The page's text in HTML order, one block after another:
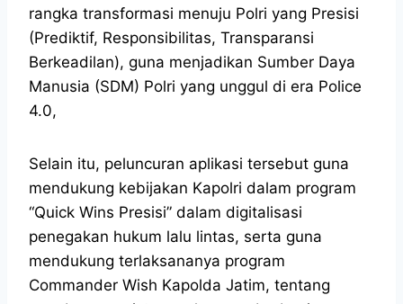
rangka transformasi menuju Polri yang Presisi
(Prediktif, Responsibilitas, Transparansi
Berkeadilan), guna menjadikan Sumber Daya
Manusia (SDM) Polri yang unggul di era Police
4.0,
Selain itu, peluncuran aplikasi tersebut guna
mendukung kebijakan Kapolri dalam program
“Quick Wins Presisi” dalam digitalisasi
penegakan hukum lalu lintas, serta guna
mendukung terlaksananya program
Commander Wish Kapolda Jatim, tentang